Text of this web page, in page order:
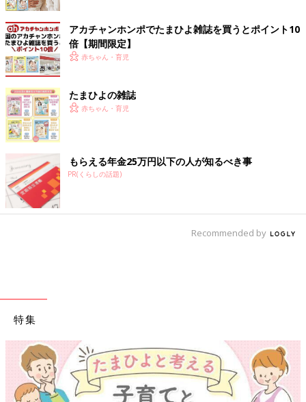
アカチャンホンポでたまひよ雑誌を買うとポイント10
倍【期間限定】
赤ちゃん・育児
たまひよの雑誌
赤ちゃん・育児
もらえる年金25万円以下の人が知るべき事
PR(くらしの話題)
Recommended by
特集